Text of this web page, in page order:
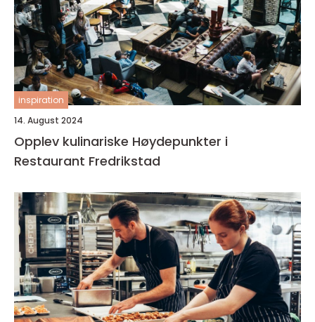
inspiration
14. August 2024
Opplev kulinariske Høydepunkter i
Restaurant Fredrikstad